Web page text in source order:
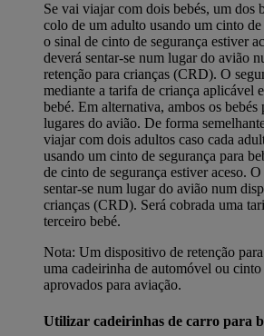
Se vai viajar com dois bebés, um dos
colo de um adulto usando um cinto de
o sinal de cinto de segurança estiver
deverá sentar-se num lugar do avião
retenção para crianças (CRD). O
mediante a tarifa de criança aplicável
bebé. Em alternativa, ambos os bebés
lugares do avião. De forma
viajar com dois adultos caso cada
usando um cinto de segurança para
de cinto de segurança estiver aceso.
sentar-se num lugar do avião num
crianças (CRD). Será cobrada uma
terceiro bebé.
Nota: Um dispositivo de retenção
uma cadeirinha de automóvel ou cinto
aprovados para aviação.
Utilizar cadeirinhas de carro para